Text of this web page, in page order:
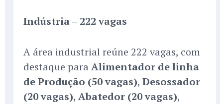
Indústria – 222 vagas
A área industrial reúne 222 vagas, com
destaque para Alimentador de linha
de Produção (50 vagas), Desossador
(20 vagas), Abatedor (20 vagas),